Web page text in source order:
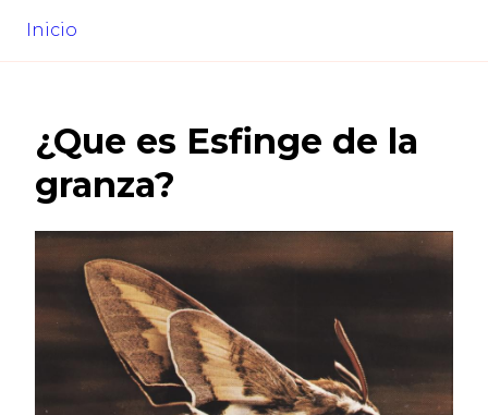
Inicio
¿Que es Esfinge de la
granza?